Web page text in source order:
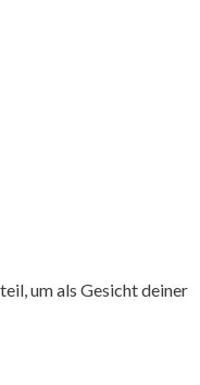
um als Gesicht deiner